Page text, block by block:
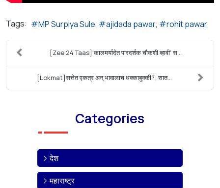
Tags: MP Surpiya Sule ajidada pawar rohit pawar
[Zee 24 Taas]'कालमर्यादेत पारदर्शक चौकशी व्हावी' स...
[Lokmat]सत्तेत एकत्र अन् भावालाच धक्काबुक्की?; सात...
Categories
देश
महाराष्ट्र